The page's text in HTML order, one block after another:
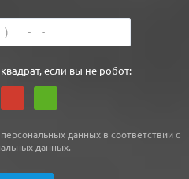
если вы не робот:
данных в соответствии с
данных.